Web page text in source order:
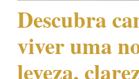
Descubra
viver uma
leveza,